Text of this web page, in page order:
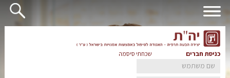
כניסת חברים שכחתי סיסמה